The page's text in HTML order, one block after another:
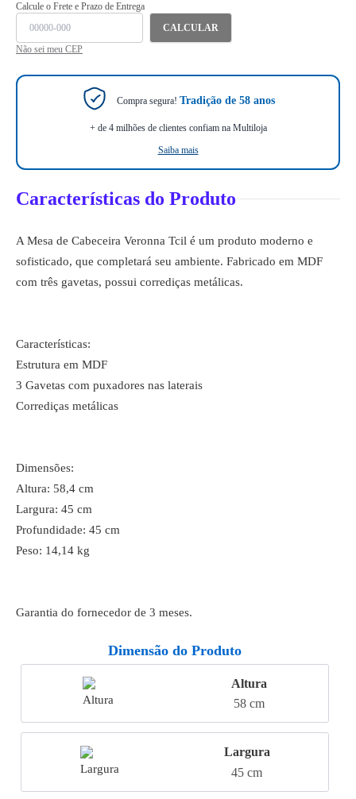
Calcule o Frete e Prazo de Entrega
CALCULAR
Não sei meu CEP
Compra segura! Tradição de 58 anos
+ de 4 milhões de clientes confiam na Multiloja
Saiba mais
Características do Produto
A Mesa de Cabeceira Veronna Tcil é um produto moderno e
sofisticado, que completará seu ambiente. Fabricado em MDF
com três gavetas, possui corrediças metálicas.
Características:
Estrutura em MDF
3 Gavetas com puxadores nas laterais
Corrediças metálicas
Dimensões:
Altura: 58,4 cm
Largura: 45 cm
Profundidade: 45 cm
Peso: 14,14 kg
Garantia do fornecedor de 3 meses.
Dimensão do Produto
Altura
58 cm
Largura
45 cm